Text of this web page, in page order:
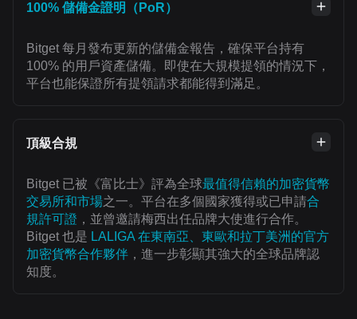
100% 儲備金證明（PoR）
Bitget 每月發布更新的儲備金報告，確保平台持有
100% 的用戶資產儲備。即使在大規模提領的情況下，
平台也能保證所有提領請求都能得到滿足。
頂級合規
Bitget 已被《富比士》評為全球最值得信賴的加密貨幣
交易所和市場之一。平台在多個國家獲得或已申請合
規許可證 ，並曾邀請梅西出任品牌大使進行合作。
Bitget 也是 LALIGA 在東南亞、東歐和拉丁美洲的官方
加密貨幣合作夥伴 ，進一步彰顯其強大的全球品牌認
知度。